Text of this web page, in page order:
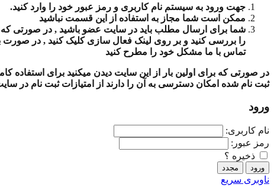
جهت ورود به سیستم نام کاربری و رمز عبور خود را وارد کنید.
ممکن است شما مجاز به استفاده از این قسمت نباشید
شما برای ارسال مطلب باید در سایت عضو باشید , در صورتی که
را بررسی کنید و بر روی لینک فعال سازی کلیک کنید , در
تماس با ما مشکل خود را مطرح کنید
در صورتی که برای اولین بار از این سایت دیدن میکنید برای استفاده
ثبت نام شده امکان دسترسی به آن را دارند از امتیازات ثبت نام در
ورود
نام کاربری:
رمز عبور:
ذخیره ؟
ناوبری سریع